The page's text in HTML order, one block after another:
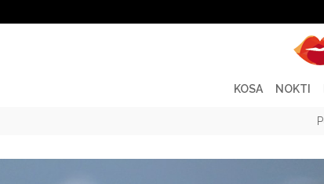
KOSA NOKTI